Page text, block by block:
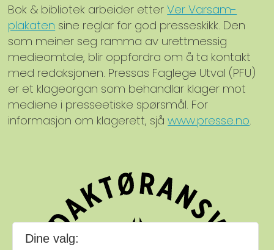
Bok & bibliotek arbeider etterVer Varsam-
plakaten sine reglar for god presseskikk. Den
som meiner seg ramma av urettmessig
medieomtale, blir oppfordra om å ta kontakt
med redaksjonen. Pressas Faglege Utval (PFU)
er et klageorgan som behandlar klager mot
mediene i presseetiske spørsmål. For
informasjon om klagerett, sjåwww.presse.no.
Dine valg: